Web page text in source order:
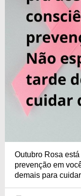
Outubro Rosa
prevenção em
demais para